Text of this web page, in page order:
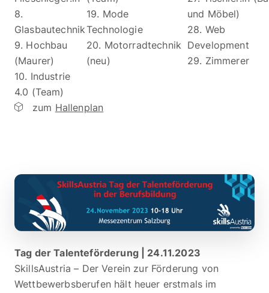
8.
Glasbautechnik
9. Hochbau
(Maurer)
10. Industrie
4.0 (Team)
19. Mode
Technologie
20. Motorradtechnik
(neu)
und Möbel)
28. Web
Development
29. Zimmerer
zum Hallenplan
Tag der Talenteförderung | 24.11.2023
SkillsAustria – Der Verein zur Förderung von
Wettbewerbsberufen hält heuer erstmals im